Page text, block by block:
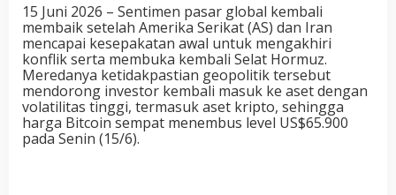
15 Juni 2026 – Sentimen pasar global kembali
membaik setelah Amerika Serikat (AS) dan Iran
mencapai kesepakatan awal untuk mengakhiri
konflik serta membuka kembali Selat Hormuz.
Meredanya ketidakpastian geopolitik tersebut
mendorong investor kembali masuk ke aset dengan
volatilitas tinggi, termasuk aset kripto, sehingga
harga Bitcoin sempat menembus level US$65.900
pada Senin (15/6).